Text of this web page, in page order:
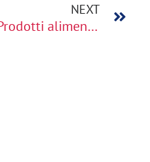
NEXT
Prodotti alimentari contenenti OGM